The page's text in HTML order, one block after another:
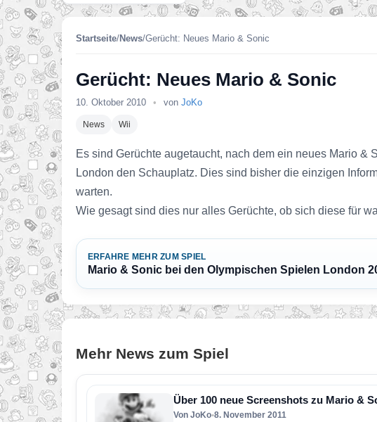
Startseite/News/Gerücht: Neues Mario & Sonic
Gerücht: Neues Mario & Sonic
10. Oktober 2010 • von JoKo
News Wii
Es sind Gerüchte augetaucht, nach dem ein neues Mario
London den Schauplatz. Dies sind bisher die einzigen
warten.
Wie gesagt sind dies nur alles Gerüchte, ob sich diese für
ERFAHRE MEHR ZUM SPIEL
Mario & Sonic bei den Olympischen Spielen London
Mehr News zum Spiel
Über 100 neue Screenshots zu Mario &
Von JoKo•8. November 2011